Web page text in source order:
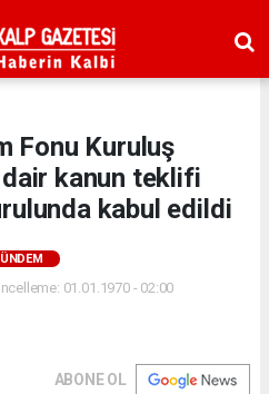
Fonu Kuruluş
dair kanun teklifi
kabul edildi
01.01.1970 - 02:00
ABONE OL